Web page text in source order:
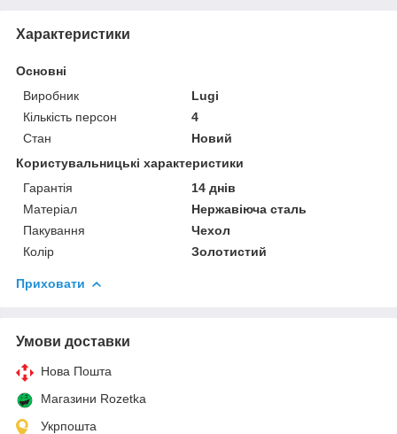
Характеристики
Основні
Виробник
Lugi
Кількість персон
4
Стан
Новий
Користувальницькі характеристики
Гарантія
14 днів
Матеріал
Нержавіюча сталь
Пакування
Чехол
Колір
Золотистий
Приховати
Умови доставки
Нова Пошта
Магазини Rozetka
Укрпошта